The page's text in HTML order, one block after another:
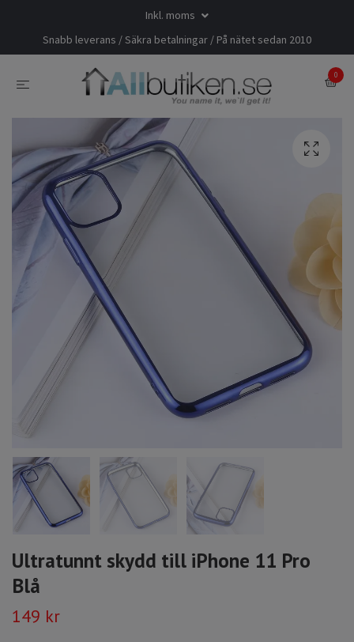
Inkl. moms
Snabb leverans / Säkra betalningar / På nätet sedan 2010
0
Ultratunnt skydd till iPhone 11 Pro
Blå
149 kr